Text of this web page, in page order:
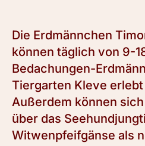
Die Erdmännchen
können täglich von 9-
Bedachungen-
Tiergarten Kleve
Außerdem können
über das
Witwenpfeifgänse als